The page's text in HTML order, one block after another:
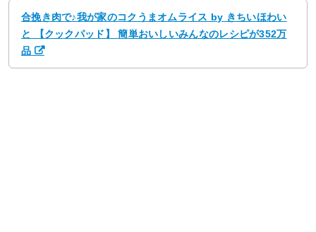
合挽き肉で♪我が家のコクうまオムライス by きちいほわい
と 【クックパッド】 簡単おいしいみんなのレシピが352万
品